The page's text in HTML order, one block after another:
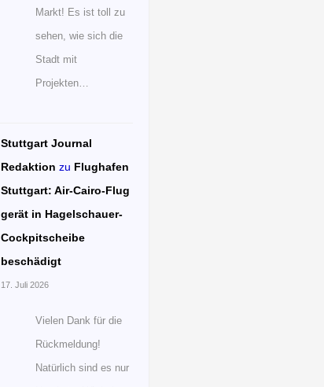
Markt! Es ist toll zu
sehen, wie sich die
Stadt mit
Projekten…
Stuttgart Journal
Redaktion zu Flughafen
Stuttgart: Air-Cairo-Flug
gerät in Hagelschauer-
Cockpitscheibe
beschädigt
17. Juli 2026
Vielen Dank für die
Rückmeldung!
Natürlich sind es nur